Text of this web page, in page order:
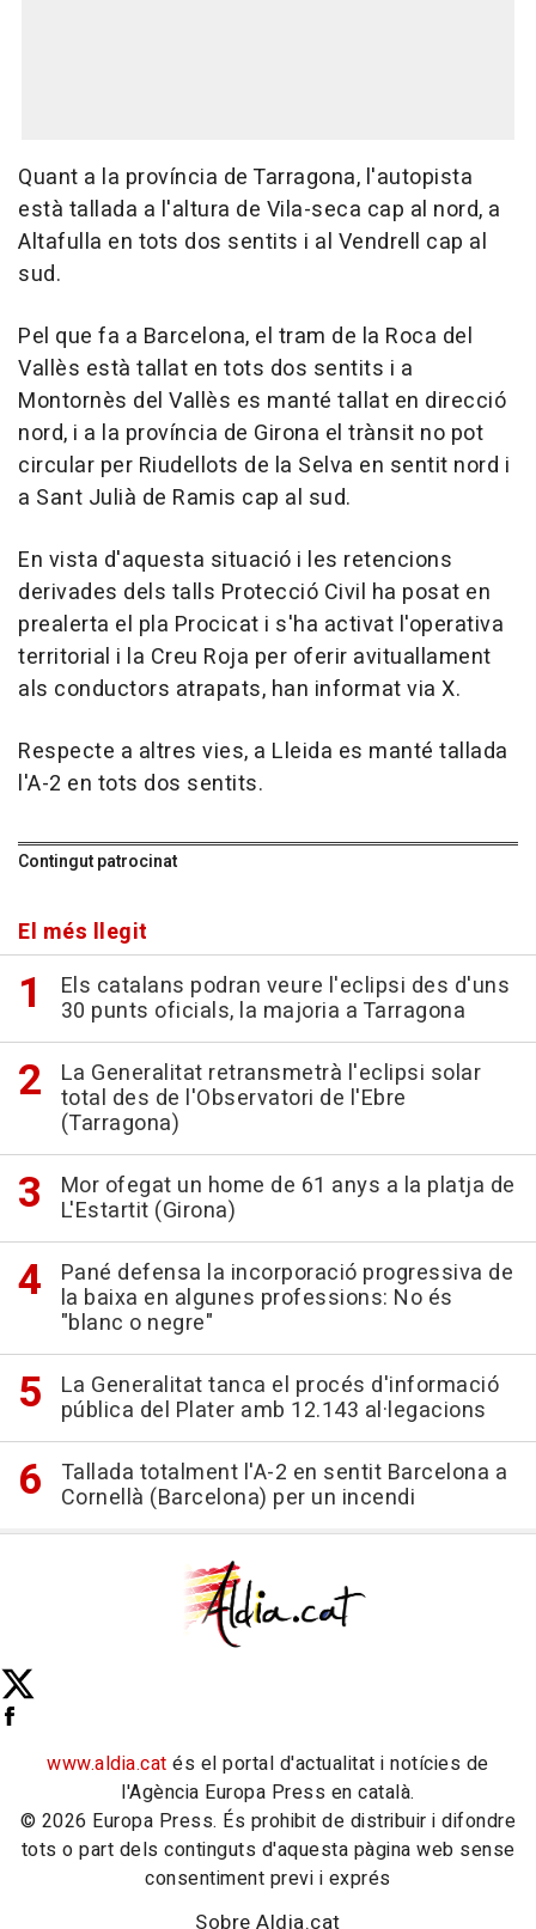
Quant a la província de Tarragona, l'autopista
està tallada a l'altura de Vila-seca cap al nord, a
Altafulla en tots dos sentits i al Vendrell cap al
sud.
Pel que fa a Barcelona, el tram de la Roca del
Vallès està tallat en tots dos sentits i a
Montornès del Vallès es manté tallat en direcció
nord, i a la província de Girona el trànsit no pot
circular per Riudellots de la Selva en sentit nord i
a Sant Julià de Ramis cap al sud.
En vista d'aquesta situació i les retencions
derivades dels talls Protecció Civil ha posat en
prealerta el pla Procicat i s'ha activat l'operativa
territorial i la Creu Roja per oferir avituallament
als conductors atrapats, han informat via X.
Respecte a altres vies, a Lleida es manté tallada
l'A-2 en tots dos sentits.
Contingut patrocinat
El més llegit
Els catalans podran veure l'eclipsi des d'uns
30 punts oficials, la majoria a Tarragona
La Generalitat retransmetrà l'eclipsi solar
total des de l'Observatori de l'Ebre
(Tarragona)
Mor ofegat un home de 61 anys a la platja de
L'Estartit (Girona)
Pané defensa la incorporació progressiva de
la baixa en algunes professions: No és
"blanc o negre"
La Generalitat tanca el procés d'informació
pública del Plater amb 12.143 al·legacions
Tallada totalment l'A-2 en sentit Barcelona a
Cornellà (Barcelona) per un incendi
www.aldia.cat és el portal d'actualitat i notícies de
l'Agència Europa Press en català.
© 2026 Europa Press. És prohibit de distribuir i difondre
tots o part dels continguts d'aquesta pàgina web sense
consentiment previ i exprés
Sobre Aldia.cat